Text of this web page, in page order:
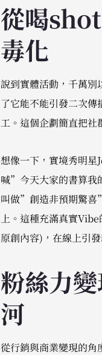
從喝
毒化
說到實體活動，千萬
了它能不能引發二次
工。這個企劃簡直把社
想像一下，實境秀明
喊”今天大家的書算我
叫做”創造非預期驚喜
上。這種充滿真實
原創內容)，在線上引
粉絲力
河
從行銷與商業變現的